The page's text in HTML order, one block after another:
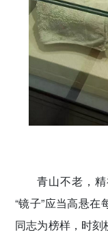
青山不老，
“镜子”应当高悬
同志为榜样，时